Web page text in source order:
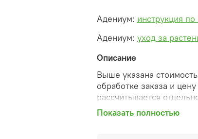
Адениум: инструкция по
Адениум: уход за
Описание
Выше указана
обработке заказа и
рассчитывается
После оформления
Показать полностью